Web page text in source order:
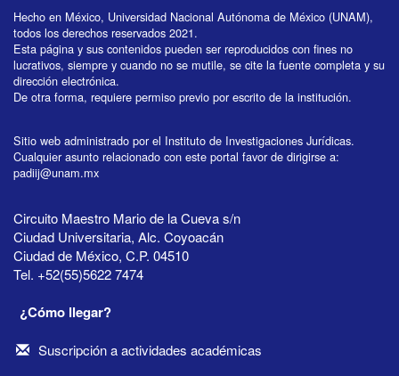
Hecho en México, Universidad Nacional Autónoma de México (UNAM),
todos los derechos reservados 2021.
Esta página y sus contenidos pueden ser reproducidos con fines no
lucrativos, siempre y cuando no se mutile, se cite la fuente completa y su
dirección electrónica.
De otra forma, requiere permiso previo por escrito de la institución.
Sitio web administrado por el Instituto de Investigaciones Jurídicas.
Cualquier asunto relacionado con este portal favor de dirigirse a:
padiij@unam.mx
Circuito Maestro Mario de la Cueva s/n
Ciudad Universitaria, Alc. Coyoacán
Ciudad de México, C.P. 04510
Tel. +52(55)5622 7474
¿Cómo llegar?
Suscripción a actividades académicas